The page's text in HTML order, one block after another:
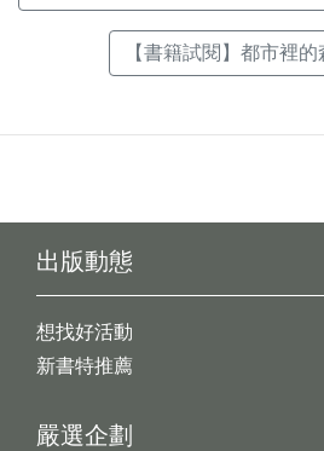
【書籍試閱】都市裡
出版動態
想找好活動
新書特推薦
嚴選企劃